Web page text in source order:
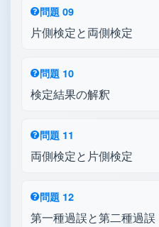
問題 09
片側検定と両側検定
問題 10
検定結果の解釈
問題 11
両側検定と片側検定
問題 12
第一種過誤と第二種過誤